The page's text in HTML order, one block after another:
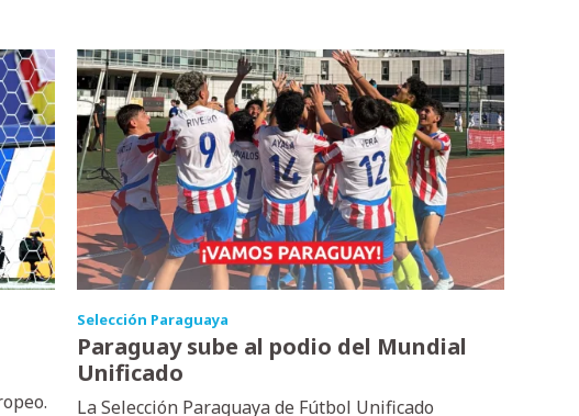
Selección Paraguaya
Paraguay sube al podio del Mundial
Unificado
La Selección Paraguaya de Fútbol Unificado